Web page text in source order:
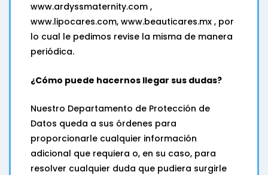
www.ardyssmaternity.com ,
www.lipocares.com, www.beauticares.mx , por
lo cual le pedimos revise la misma de manera
periódica.
¿Cómo puede hacernos llegar sus dudas?
Nuestro Departamento de Protección de
Datos queda a sus órdenes para
proporcionarle cualquier información
adicional que requiera o, en su caso, para
resolver cualquier duda que pudiera surgirle